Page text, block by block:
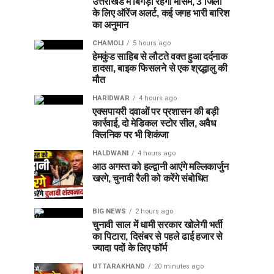
के लिए ऑरेंज अलर्ट, कई जगह भारी बारिश
का अनुमान
CHAMOLI 5 hours ago
हेमकुंड साहिब से लौटते वक्त हुआ दर्दनाक
हादसा, बाइक फिसलने से एक श्रद्धालु की
मौत
HARIDWAR 4 hours ago
एक्सपायरी दवाओं पर प्रशासन की बड़ी
कार्रवाई, दो मेडिकल स्टोर सील, अवैध
क्लिनिक पर भी शिकंजा
HALDWANI 4 hours ago
आठ अगस्त को हल्द्वानी आएंगे मल्लिकार्जुन
खरगे, चुनावी रैली को करेंगे संबोधित
BIG NEWS 2 hours ago
चुनावी साल में धामी सरकार खोलेगी भर्ती
का पिटारा, दिसंबर से पहले ढाई हजार से
ज्यादा पदों के लिए फॉर्म
UTTARAKHAND 20 minutes ago